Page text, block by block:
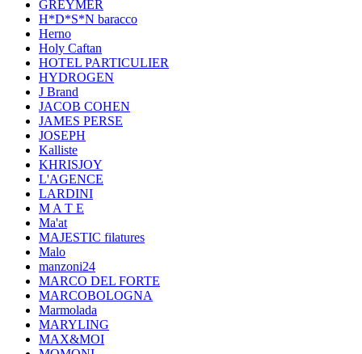
GREYMER
H*D*S*N baracco
Herno
Holy Caftan
HOTEL PARTICULIER
HYDROGEN
J Brand
JACOB COHEN
JAMES PERSE
JOSEPH
Kalliste
KHRISJOY
L'AGENCE
LARDINI
M A T E
Ma'at
MAJESTIC filatures
Malo
manzoni24
MARCO DEL FORTE
MARCOBOLOGNA
Marmolada
MARYLING
MAX&MOI